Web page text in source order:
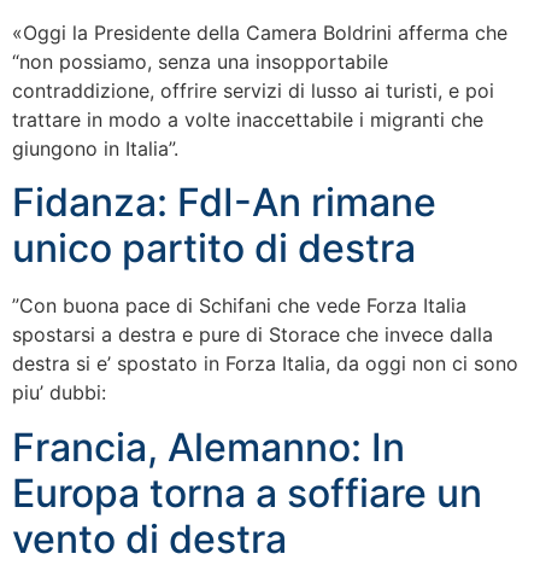
«Oggi la Presidente della Camera Boldrini afferma che
“non possiamo, senza una insopportabile
contraddizione, offrire servizi di lusso ai turisti, e poi
trattare in modo a volte inaccettabile i migranti che
giungono in Italia”.
Fidanza: FdI-An rimane
unico partito di destra
”Con buona pace di Schifani che vede Forza Italia
spostarsi a destra e pure di Storace che invece dalla
destra si e’ spostato in Forza Italia, da oggi non ci sono
piu’ dubbi:
Francia, Alemanno: In
Europa torna a soffiare un
vento di destra